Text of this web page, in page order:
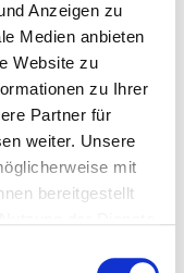
Anzeigen zu
Medien anbieten
Website zu
zu Ihrer
Partner für
weiter. Unsere
mit
bereitgestellt
ALTER?
und Wissenstransfer
Oberösterreich -
Open Studios Steyr in